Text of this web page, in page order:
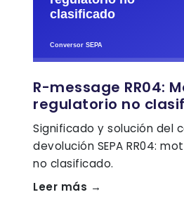
R-message RR04:
regulatorio no
Significado y solución del
devolución SEPA RR04:
no clasificado.
Leer más →